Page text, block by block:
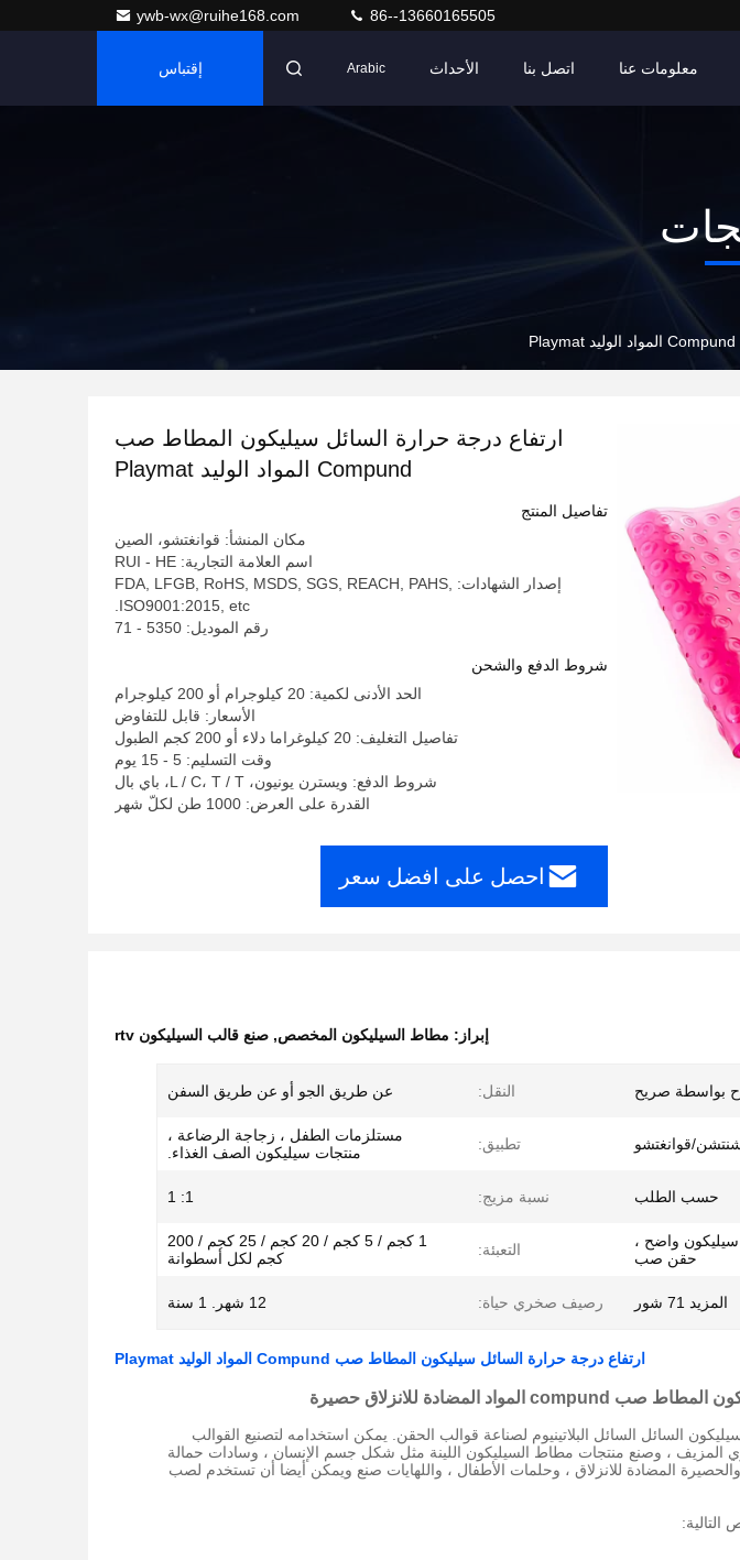
ywb-wx@ruihe168.com 86--13660165505
معلومات عنا اتصل بنا الأحداث Arabic إقتباس
ارتفاع درجة حرارة السائل سيليكون المطاط صب
Compund المواد الوليد Playmat
تفاصيل المنتج
مكان المنشأ: قوانغتشو، الصين
اسم العلامة التجارية: RUI - HE
إصدار الشهادات: FDA, LFGB, RoHS, MSDS, SGS, REACH, PAHS,
ISO9001:2015, etc.
رقم الموديل: 5350 - 71
شروط الدفع والشحن
الحد الأدنى لكمية: 20 كيلوجرام أو 200 كيلوجرام
الأسعار: قابل للتفاوض
تفاصيل التغليف: 20 كيلوغراما دلاء أو 200 كجم الطبول
وقت التسليم: 5 - 15 يوم
شروط الدفع: ويسترن يونيون، L / C، T / T، باي بال
القدرة على العرض: 1000 طن لكلّ شهر
احصل على افضل سعر
إبراز: مطاط السيليكون المخصص, صنع قالب السيليكون rtv
بواسطة صريح النقل: عن طريق الجو أو عن طريق السفن
قوانغتشو تطبيق:
مستلزمات الطفل ، زجاجة الرضاعة ،
منتجات سيليكون الصف الغذاء.
حسب الطلب نسبة مزيج: 1: 1
واضح ،
حقن صب
التعبئة:
1 كجم / 5 كجم / 20 كجم / 25 كجم / 200
كجم لكل أسطوانة
المزيد 71 شور رصيف صخري حياة: 12 شهر. 1 سنة
ارتفاع درجة حرارة السائل سيليكون المطاط صب Compund المواد الوليد Playmat
يمكن استخدامه لتصنيع القوالب
المزيف ، وصنع منتجات مطاط السيليكون اللينة مثل شكل جسم الإنسان ، وسادات حمالة
المضادة للانزلاق ، وحلمات الأطفال ، واللهايات صنع ويمكن أيضا أن تستخدم لصب